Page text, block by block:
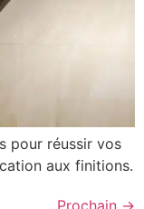
pour réussir vos
aux finitions.